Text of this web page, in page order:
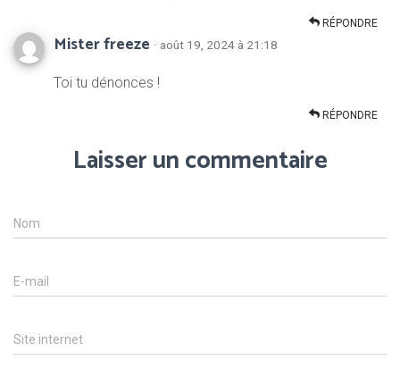
RÉPONDRE
Mister freeze · août 19, 2024 à 21:18
Toi tu dénonces !
RÉPONDRE
Laisser un commentaire
Nom
E-mail
Site internet